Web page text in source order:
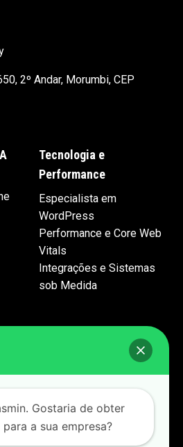
2º Andar, Morumbi, CEP
Tecnologia e
Performance
Especialista em
WordPress
Performance e Core Web
Vitals
Integrações e Sistemas
sob Medida
Gostaria de obter
a sua empresa?